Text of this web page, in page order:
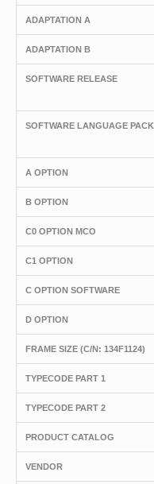
ADAPTATION A
ADAPTATION B
SOFTWARE RELEASE
SOFTWARE LANGUAGE PACK
A OPTION
B OPTION
C0 OPTION MCO
C1 OPTION
C OPTION SOFTWARE
D OPTION
FRAME SIZE (C/N: 134F1124)
TYPECODE PART 1
TYPECODE PART 2
PRODUCT CATALOG
VENDOR